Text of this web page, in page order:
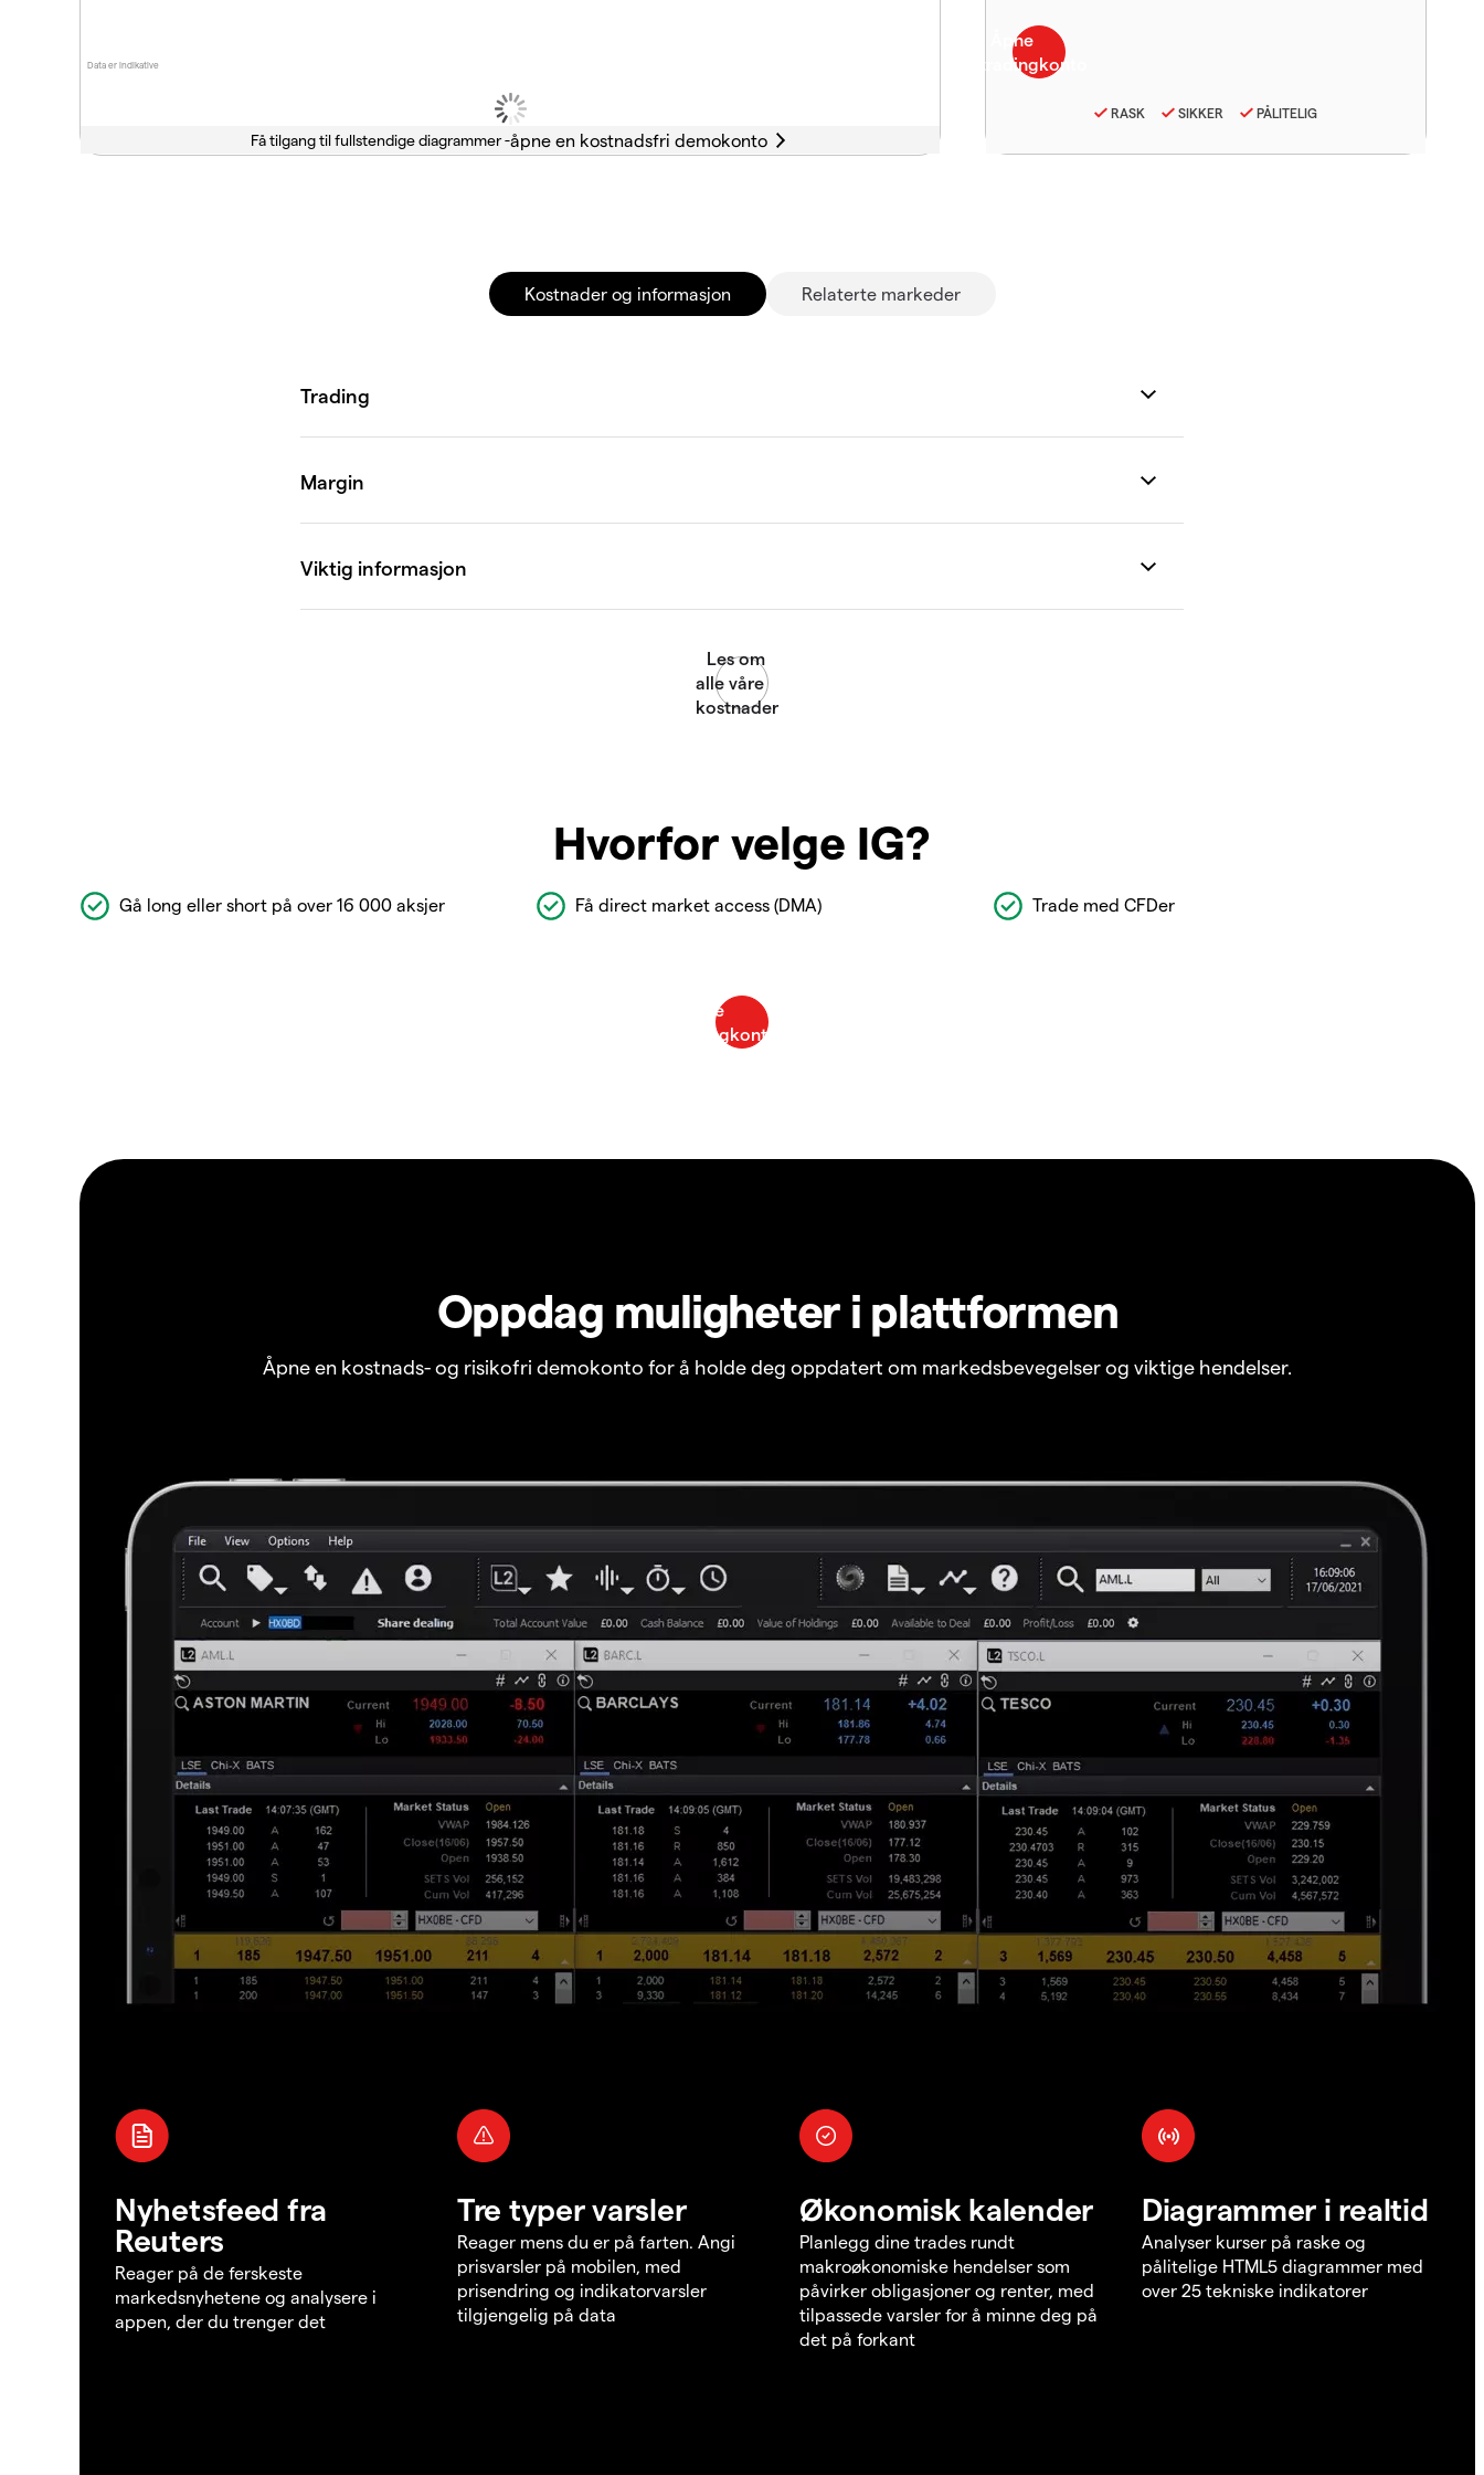
Data er indikative
Få tilgang til fullstendige diagrammer -
RASK SIKKER PÅLITELIG
Kostnader og informasjon Relaterte markeder
Hvorfor velge IG?
Gå long eller short på over 16 000 aksjer Få direct market access (DMA) Trade med CFDer
Oppdag muligheter i plattformen
Åpne en kostnads- og risikofri demokonto for å holde deg oppdatert om markedsbevegelser og viktige hendelser.
Nyhetsfeed fra
Reuters
Reager på de ferskeste
markedsnyhetene og analysere i
appen, der du trenger det
Tre typer varsler
Reager mens du er på farten. Angi
prisvarsler på mobilen, med
prisendring og indikatorvarsler
tilgjengelig på data
Økonomisk kalender
Planlegg dine trades rundt
makroøkonomiske hendelser som
påvirker obligasjoner og renter, med
tilpassede varsler for å minne deg på
det på forkant
Diagrammer i realtid
Analyser kurser på raske og
pålitelige HTML5 diagrammer med
over 25 tekniske indikatorer